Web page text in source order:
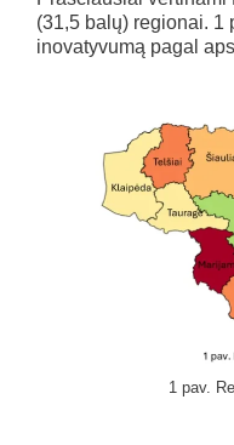
(31,5 balų) regionai. 1
inovatyvumą pagal
1 pav.